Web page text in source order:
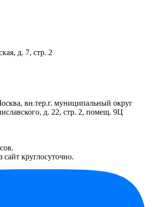
д. 7, стр. 2
вн.тер.г. муниципальный округ
д. 22, стр. 2, помещ. 9Ц
сайт круглосуточно.